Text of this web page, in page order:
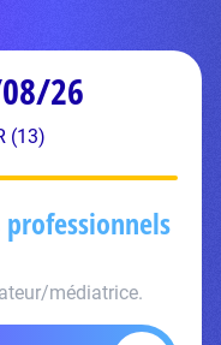
26
(13)
médiatrice.